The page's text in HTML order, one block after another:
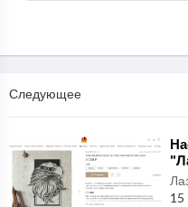
Следующее
15